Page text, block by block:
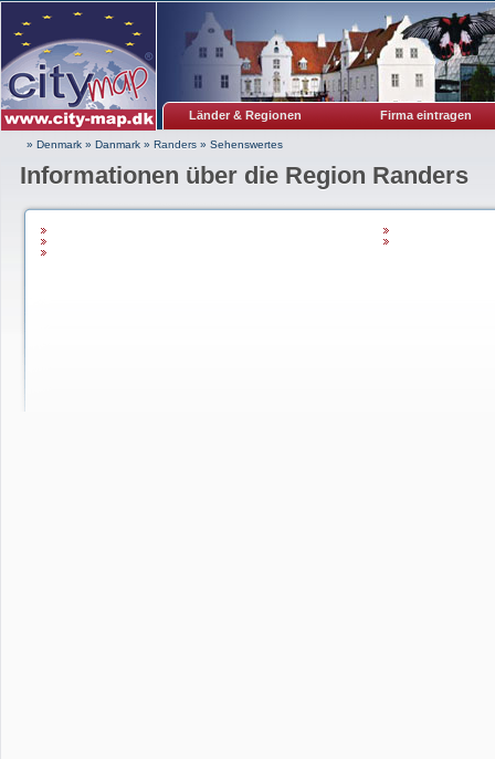
Länder & Regionen Firma eintragen
» Denmark » Danmark » Randers » Sehenswertes
Informationen über die Region Randers